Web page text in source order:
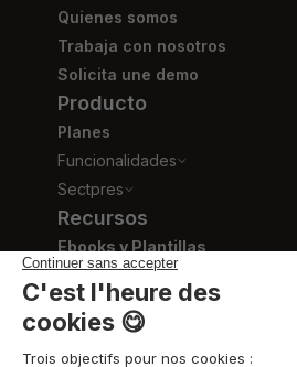
Quienes somos
Trabaja con nosotros
Solicita une demo
Producto
Planes
Funcionalidades
Sectpres
Recursos
Ebooks y Plantillas
Blog
Videos de formación
Centro de ayuda